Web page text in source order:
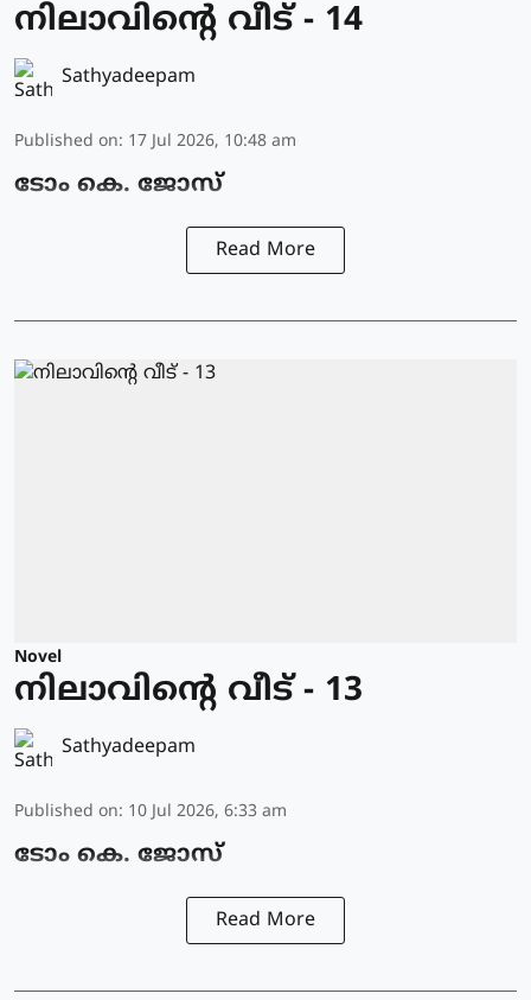
നിലാവിന്റെ വീട് - 14
Sathyadeepam
Published on: 17 Jul 2026, 10:48 am
ടോം കെ. ജോസ്
Read More
Novel
നിലാവിന്റെ വീട് - 13
Sathyadeepam
Published on: 10 Jul 2026, 6:33 am
ടോം കെ. ജോസ്
Read More